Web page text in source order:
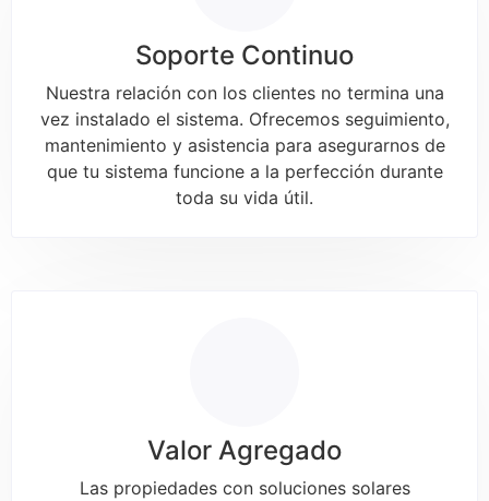
Soporte Continuo
Nuestra relación con los clientes no termina una
vez instalado el sistema. Ofrecemos seguimiento,
mantenimiento y asistencia para asegurarnos de
que tu sistema funcione a la perfección durante
toda su vida útil.
Valor Agregado
Las propiedades con soluciones solares